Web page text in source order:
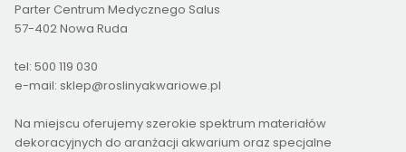
Parter Centrum Medycznego Salus
57-402 Nowa Ruda
tel: 500 119 030
e-mail: sklep@roslinyakwariowe.pl
Na miejscu oferujemy szerokie spektrum materiałów
dekoracyjnych do aranżacji akwarium oraz specjalne